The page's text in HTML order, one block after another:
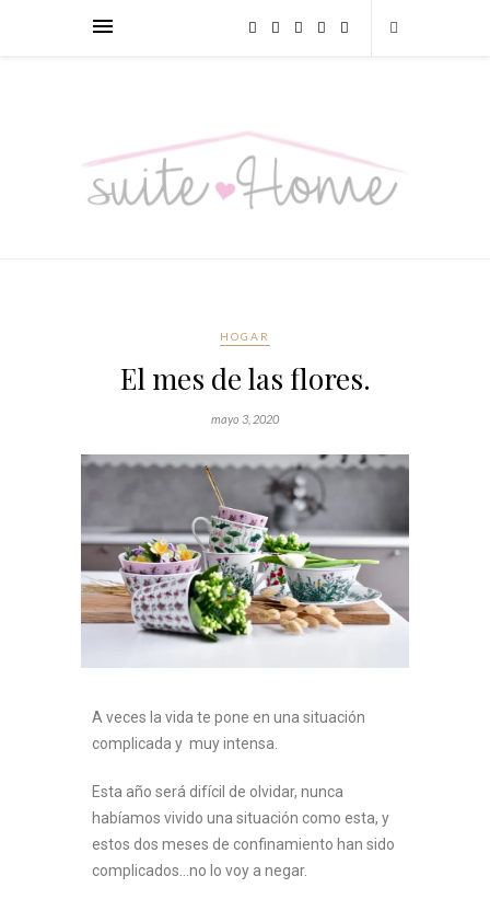
HOGAR
El mes de las flores.
mayo 3, 2020
A veces la vida te pone en una situación
complicada y muy intensa.
Esta año será difícil de olvidar, nunca
habíamos vivido una situación como esta, y
estos dos meses de confinamiento han sido
complicados…no lo voy a negar.